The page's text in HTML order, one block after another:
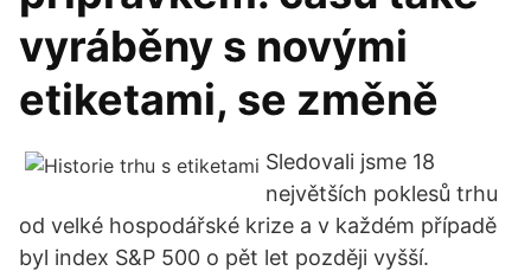
vyráběny s novými
etiketami, se změně
Sledovali jsme 18
největších poklesů trhu
od velké hospodářské krize a v každém případě
byl index S&P 500 o pět let později vyšší.